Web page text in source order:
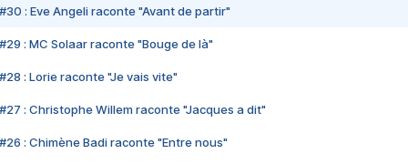
#30 : Eve Angeli raconte "Avant de partir"
#29 : MC Solaar raconte "Bouge de là"
#28 : Lorie raconte "Je vais vite"
#27 : Christophe Willem raconte "Jacques a dit"
#26 : Chimène Badi raconte "Entre nous"